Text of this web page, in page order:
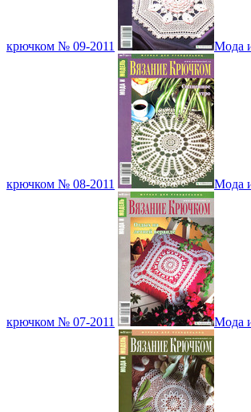
крючком № 09-2011 Мода
крючком № 08-2011 Мода
крючком № 07-2011 Мода